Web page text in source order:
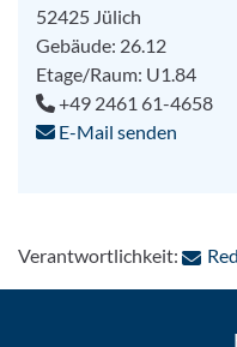
52425 Jülich
Gebäude: 26.12
Etage/Raum: U1.84
+49 2461 61-4658
E-Mail senden
Verantwortlichkeit: